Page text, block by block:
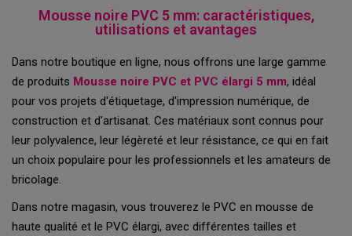
Mousse noire PVC 5 mm: caractéristiques,
utilisations et avantages
Dans notre boutique en ligne, nous offrons une large gamme
de produits Mousse noire PVC et PVC élargi 5 mm, idéal
pour vos projets d'étiquetage, d'impression numérique, de
construction et d'artisanat. Ces matériaux sont connus pour
leur polyvalence, leur légèreté et leur résistance, ce qui en fait
un choix populaire pour les professionnels et les amateurs de
bricolage.
Dans notre magasin, vous trouverez le PVC en mousse de
haute qualité et le PVC élargi, avec différentes tailles et